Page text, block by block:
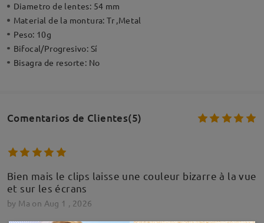
Diametro de lentes: 54 mm
Material de la montura:Tr ,Metal
Peso: 10g
Bifocal/Progresivo: Sí
Bisagra de resorte: No
Comentarios de Clientes(5)
Bien mais le clips laisse une couleur bizarre à la vue
et sur les écrans
by Ma on Aug 1 , 2026